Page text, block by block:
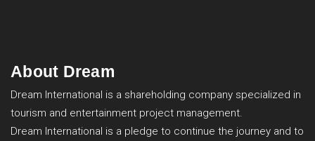
About Dream
Dream International is a shareholding company specialized in
tourism and entertainment project management.
Dream International is a pledge to continue the journey and to